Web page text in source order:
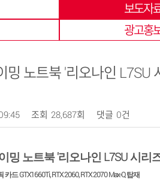
보도자
광고홍
밍 노트북 '리오나인 L7SU
조회 28,687회 댓글 0건
밍 노트북'리오나인 L7SU 시리
카드GTX1660Ti, RTX 2060, RTX 2070 Max-Q탑재